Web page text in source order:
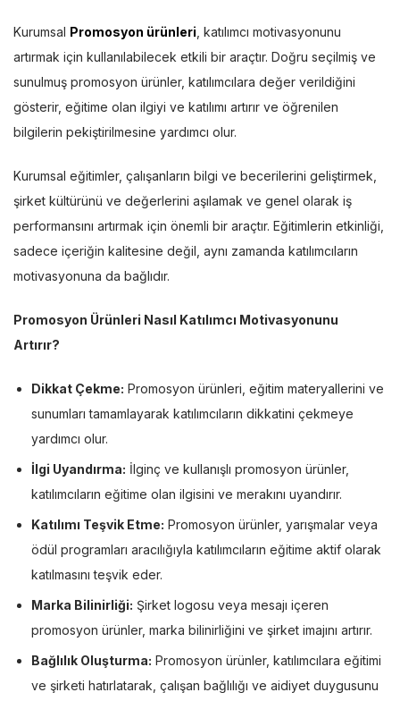
Kurumsal Promosyon ürünleri , katılımcı motivasyonunu
artırmak için kullanılabilecek etkili bir araçtır. Doğru seçilmiş ve
sunulmuş promosyon ürünler, katılımcılara değer verildiğini
gösterir, eğitime olan ilgiyi ve katılımı artırır ve öğrenilen
bilgilerin pekiştirilmesine yardımcı olur.
Kurumsal eğitimler, çalışanların bilgi ve becerilerini geliştirmek,
şirket kültürünü ve değerlerini aşılamak ve genel olarak iş
performansını artırmak için önemli bir araçtır. Eğitimlerin etkinliği,
sadece içeriğin kalitesine değil, aynı zamanda katılımcıların
motivasyonuna da bağlıdır.
Promosyon Ürünleri Nasıl Katılımcı Motivasyonunu
Artırır?
Dikkat Çekme: Promosyon ürünleri, eğitim materyallerini ve
sunumları tamamlayarak katılımcıların dikkatini çekmeye
yardımcı olur.
İlgi Uyandırma: İlginç ve kullanışlı promosyon ürünler,
katılımcıların eğitime olan ilgisini ve merakını uyandırır.
Katılımı Teşvik Etme: Promosyon ürünler, yarışmalar veya
ödül programları aracılığıyla katılımcıların eğitime aktif olarak
katılmasını teşvik eder.
Marka Bilinirliği: Şirket logosu veya mesajı içeren
promosyon ürünler, marka bilinirliğini ve şirket imajını artırır.
Bağlılık Oluşturma: Promosyon ürünler, katılımcılara eğitimi
ve şirketi hatırlatarak, çalışan bağlılığı ve aidiyet duygusunu